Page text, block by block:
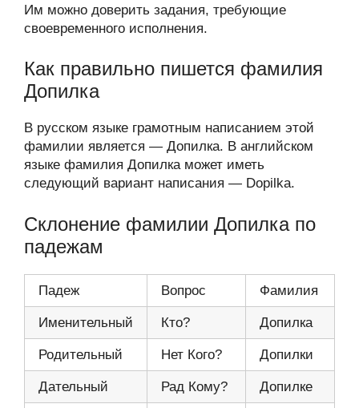
Им можно доверить задания, требующие
своевременного исполнения.
Как правильно пишется фамилия
Допилка
В русском языке грамотным написанием этой
фамилии является — Допилка. В английском
языке фамилия Допилка может иметь
следующий вариант написания — Dopilka.
Склонение фамилии Допилка по
падежам
Падеж Вопрос Фамилия
Именительный Кто? Допилка
Родительный Нет Кого? Допилки
Дательный Рад Кому? Допилке